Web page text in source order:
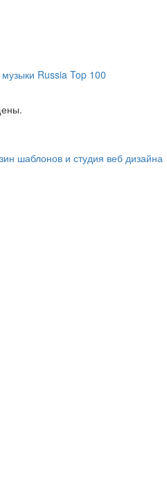
Russia Top 100
шаблонов и студия веб дизайна